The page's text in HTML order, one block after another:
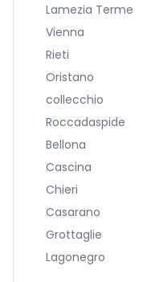
Lamezia Terme
Vienna
Rieti
Oristano
collecchio
Roccadaspide
Bellona
Cascina
Chieri
Casarano
Grottaglie
Lagonegro